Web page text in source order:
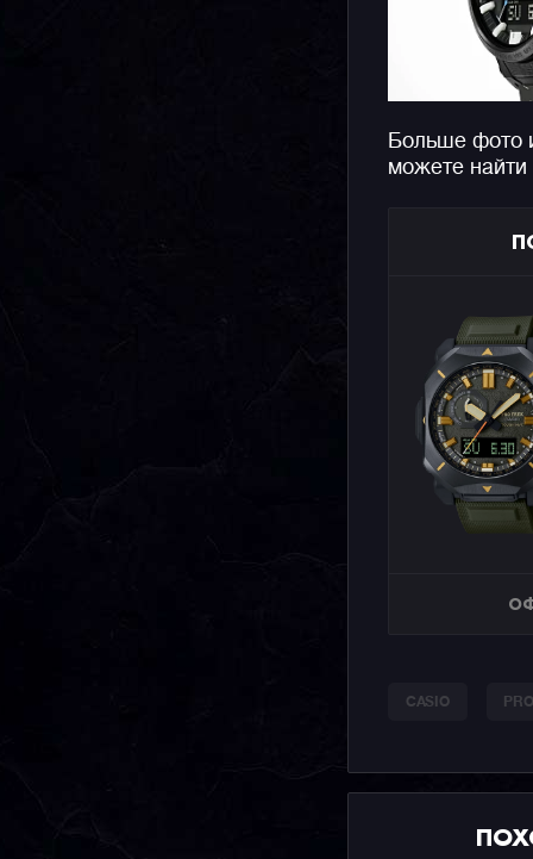
Больше фото
можете
CASIO